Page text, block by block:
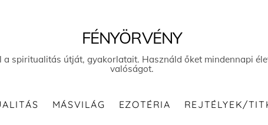
FÉNYÖRVÉNY
a spiritualitás útját, gyakorlatait. Használd őket mindennapi
valóságot.
MÁSVILÁG EZOTÉRIA REJTÉLYEK/